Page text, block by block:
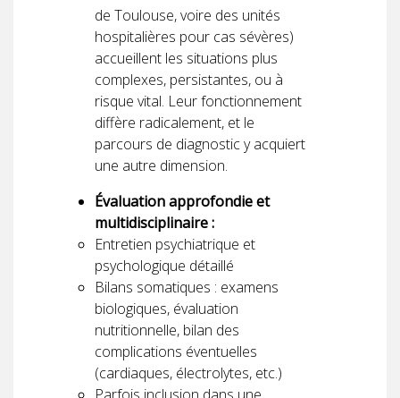
de Toulouse, voire des unités
hospitalières pour cas sévères)
accueillent les situations plus
complexes, persistantes, ou à
risque vital. Leur fonctionnement
diffère radicalement, et le
parcours de diagnostic y acquiert
une autre dimension.
Évaluation approfondie et
multidisciplinaire :
Entretien psychiatrique et
psychologique détaillé
Bilans somatiques : examens
biologiques, évaluation
nutritionnelle, bilan des
complications éventuelles
(cardiaques, électrolytes, etc.)